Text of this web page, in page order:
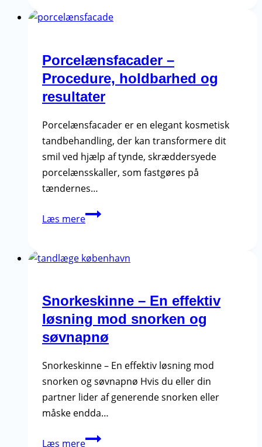
og
Hvad
er
bedst
dig?
Porcelænsfacader –
Procedure, holdbarhed og
resultater
Porcelænsfacader er en elegant kosmetisk
tandbehandling, der kan transformere dit
smil ved hjælp af tynde, skræddersyede
porcelænsskaller, som fastgøres på
tændernes…
Læs merePorcelænsfacader
holdbarhed
Snorkeskinne – En effektiv
løsning mod snorken og
søvnapnø
Snorkeskinne – En effektiv løsning mod
snorken og søvnapnø Hvis du eller din
partner lider af generende snorken eller
måske endda…
Læs mereSnorkeskinne